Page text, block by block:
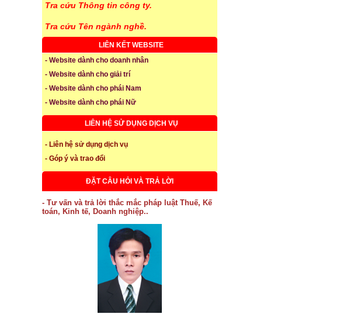
Tra cứu Thông tin công ty.
Tra cứu Tên ngành nghề.
LIÊN KẾT WEBSITE
- Website dành cho doanh nhân
- Website dành cho giải trí
- Website dành cho phái Nam
- Website dành cho phái Nữ
LIÊN HỆ SỬ DỤNG DỊCH VỤ
- Liên hệ sử dụng dịch vụ
- Góp ý và trao đổi
ĐẶT CÂU HỎI VÀ TRẢ LỜI
- Tư vấn và trả lời thắc mắc pháp luật Thuế, Kế
toán, Kinh tế, Doanh nghiệp..